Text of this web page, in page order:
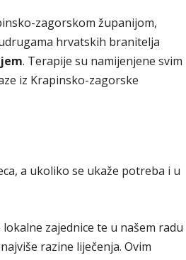
zagorskom županijom,
hrvatskih branitelja
. Terapije su namijenjene svim
iz Krapinsko-zagorske
a ukoliko se ukaže potreba i u
zajednice te u našem radu
razine liječenja. Ovim